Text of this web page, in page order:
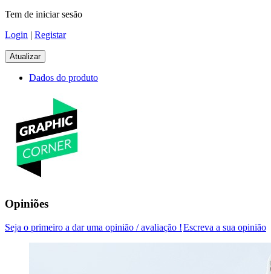
Tem de iniciar sesão
Login | Registar
Dados do produto
Opiniões
Escreva a sua opinião
Seja o primeiro a dar uma opinião / avaliação !